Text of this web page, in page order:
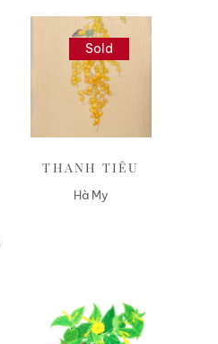
Sold
Liên hệ
THANH TIÊU
Hà My